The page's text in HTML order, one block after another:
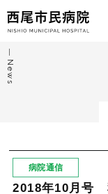
News
病院通信
2018年10月号